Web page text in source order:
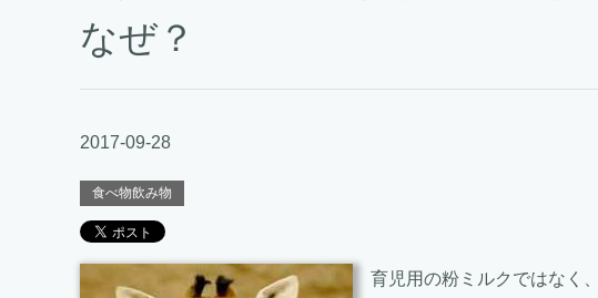
なぜ？
2017-09-28
食べ物飲み物
育児用の粉ミルクではなく